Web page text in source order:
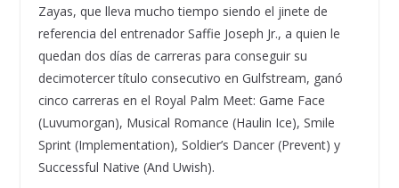
Zayas, que lleva mucho tiempo siendo el jinete de
referencia del entrenador Saffie Joseph Jr., a quien le
quedan dos días de carreras para conseguir su
decimotercer título consecutivo en Gulfstream, ganó
cinco carreras en el Royal Palm Meet: Game Face
(Luvumorgan), Musical Romance (Haulin Ice), Smile
Sprint (Implementation), Soldier’s Dancer (Prevent) y
Successful Native (And Uwish).